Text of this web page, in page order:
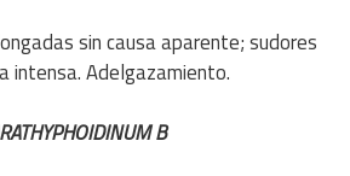
sin causa aparente; sudores
intensa. Adelgazamiento.
B